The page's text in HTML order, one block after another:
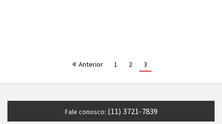
Anterior 1 2 3
Fale conosco: (11) 3721-7839